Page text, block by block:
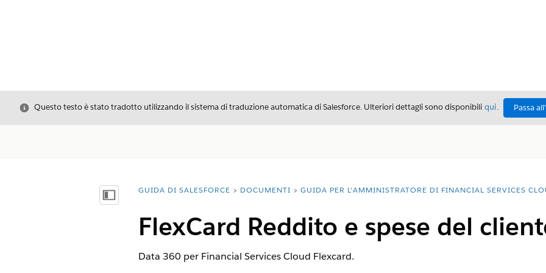
Chiudi
Questo testo è stato tradotto utilizzando il sistema di traduzione automatica di Salesforce. Ulteriori dettagli sono disponibili qui. Passa
Mostra sommario
Ti trovi qui:
GUIDA DI SALESFORCE DOCUMENTI GUIDA PER L'AMMINISTRATORE DI FINANCIAL SERVICES
FlexCard Reddito e spese del
Data 360 per Financial Services Cloud Flexcard.